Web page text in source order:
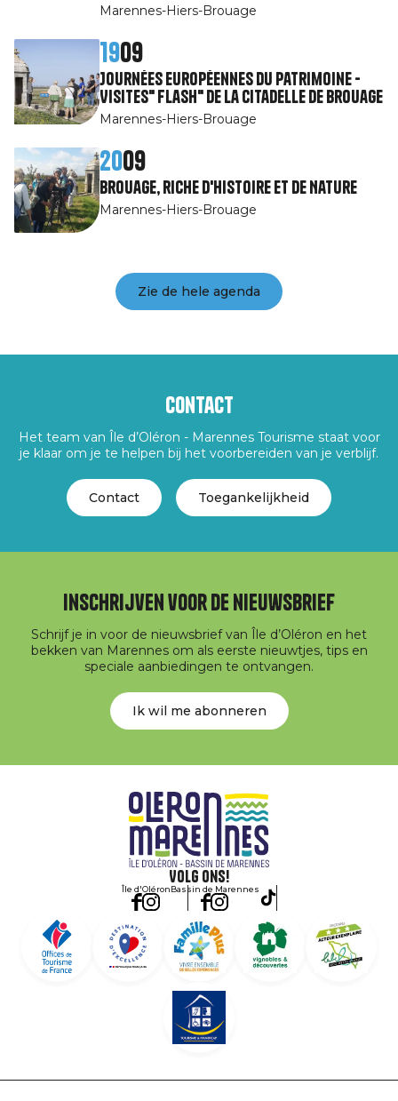
Marennes-Hiers-Brouage
1909
Journées Européennes du Patrimoine -
Visites" Flash" de la citadelle de Brouage
Marennes-Hiers-Brouage
2009
Brouage, riche d'Histoire et de Nature
Marennes-Hiers-Brouage
Zie de hele agenda
Contact
Het team van Île d’Oléron - Marennes Tourisme staat voor
je klaar om je te helpen bij het voorbereiden van je verblijf.
Contact Toegankelijkheid
Inschrijven voor de nieuwsbrief
Schrijf je in voor de nieuwsbrief van Île d’Oléron en het
bekken van Marennes om als eerste nieuwtjes, tips en
speciale aanbiedingen te ontvangen.
Ik wil me abonneren
Volg ons!
Île d'OléronBassin de Marennes